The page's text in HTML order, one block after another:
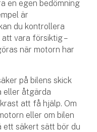
en egen bedömning
är
du kontrollera
vara försiktig –
när motorn har
på bilens skick
eller åtgärda
att få hjälp. Om
eller om bilen
säkert sätt bör du